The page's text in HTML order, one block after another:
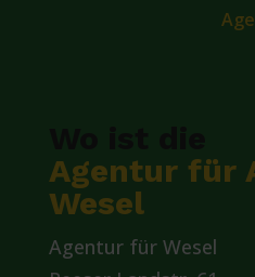
Agentur für
Wesel
Agentur für Wesel